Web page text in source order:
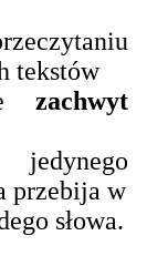
tekstów
zachwyt
przebija w
słowa.